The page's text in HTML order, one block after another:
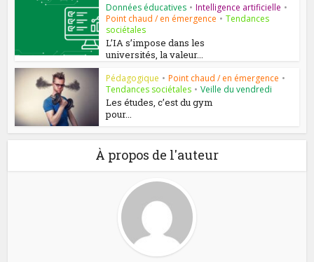
Données éducatives • Intelligence artificielle •
Point chaud / en émergence • Tendances
sociétales
L’IA s’impose dans les
universités, la valeur...
Pédagogique • Point chaud / en émergence •
Tendances sociétales • Veille du vendredi
Les études, c’est du gym
pour...
À propos de l'auteur